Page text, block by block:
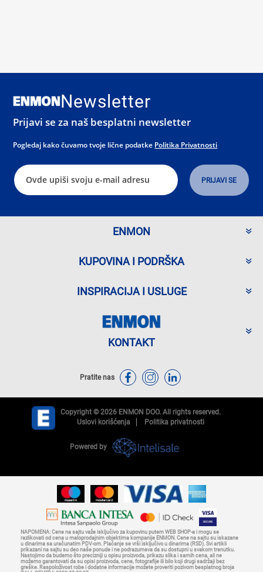
Newsletter
Prijavi se za naš besplatni newsletter
Pogledaj kako čuvamo tvoje lične podatke Politika Privatnosti
ENMON
KUPOVINA I PODRŠKA
INSPIRACIJA I USLUGE
KONTAKT
Pratite nas
Copyright © 2026 ENMON DOO. All rights reserved.
Uslovi korišćenja
Politika privatnosti
Powered by
NAPOMENA: Cene na sajtu važe isključivo za kupovinu putem WEB SHOP-a i mogu se
razlikovati od cena u maloprodajnim objektima kompanije ENMON. Cene na sajtu su iskazane
u dinarima sa uračunatim PDV-om. Plaćanje se vrši isključivo u dinarima (RSD). Svi artikli
prikazani na sajtu su deo naše ponude i ne podrazumeva da su dostupni u svakom trenutku.
Nastojimo da budemo što precizniji u opisu proizvoda, prikazu slika i samih cena, ali ne
možemo garantovati da su opisi proizvoda, cene, fotografije ili bilo koji drugi sadržaji bez
greške. Raspoloživost robe i dodatne informacije možete proveriti pozivom besplatnog broja